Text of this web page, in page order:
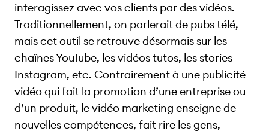
interagissez avec vos clients par des vidéos.
Traditionnellement, on parlerait de pubs télé,
mais cet outil se retrouve désormais sur les
chaînes YouTube, les vidéos tutos, les stories
Instagram, etc. Contrairement à une publicité
vidéo qui fait la promotion d’une entreprise ou
d’un produit, le vidéo marketing enseigne de
nouvelles compétences, fait rire les gens,